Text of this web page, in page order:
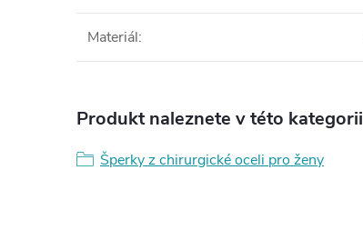
Materiál:
Produkt naleznete v této kategorii
Šperky z chirurgické oceli pro ženy